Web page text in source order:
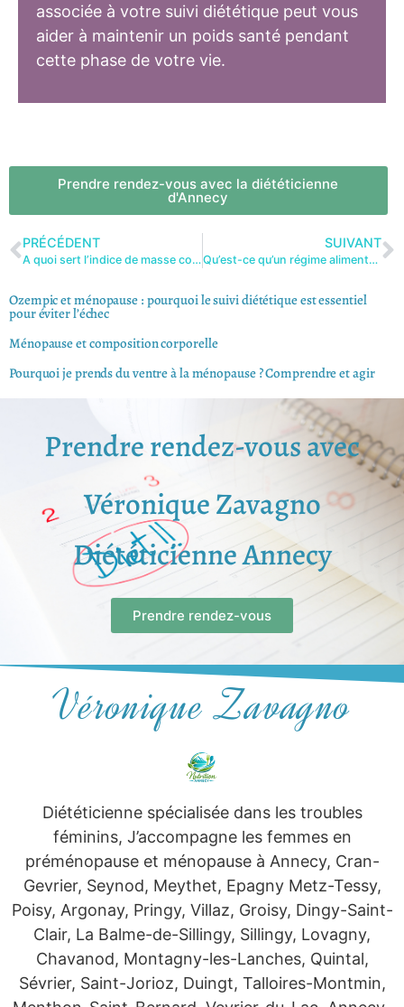
associée à votre suivi diététique peut vous
aider à maintenir un poids santé pendant
cette phase de votre vie.
Prendre rendez-vous avec la diététicienne
d'Annecy
PRÉCÉDENT
A quoi sert l’indice de masse coprorelle
SUIVANT
Qu’est-ce qu’un régime alimentaire ?
Ozempic et ménopause : pourquoi le suivi diététique est essentiel
pour éviter l’échec
Ménopause et composition corporelle
Pourquoi je prends du ventre à la ménopause ? Comprendre et agir
Prendre rendez-vous avec
Véronique Zavagno
Diététicienne Annecy
Prendre rendez-vous
Véronique Zavagno
Diététicienne spécialisée dans les troubles
féminins, J’accompagne les femmes en
préménopause et ménopause à Annecy, Cran-
Gevrier, Seynod, Meythet, Epagny Metz-Tessy,
Poisy, Argonay, Pringy, Villaz, Groisy, Dingy-Saint-
Clair, La Balme-de-Sillingy, Sillingy, Lovagny,
Chavanod, Montagny-les-Lanches, Quintal,
Sévrier, Saint-Jorioz, Duingt, Talloires-Montmin,